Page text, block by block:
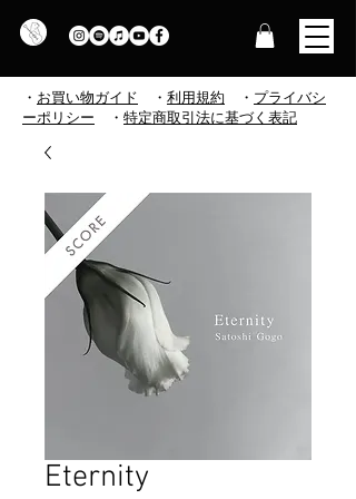
・ お買い物ガイド ・ 利用規約 ・ プライバシ
ーポリシー
・ 特定商取引法に基づく表記
Eternity